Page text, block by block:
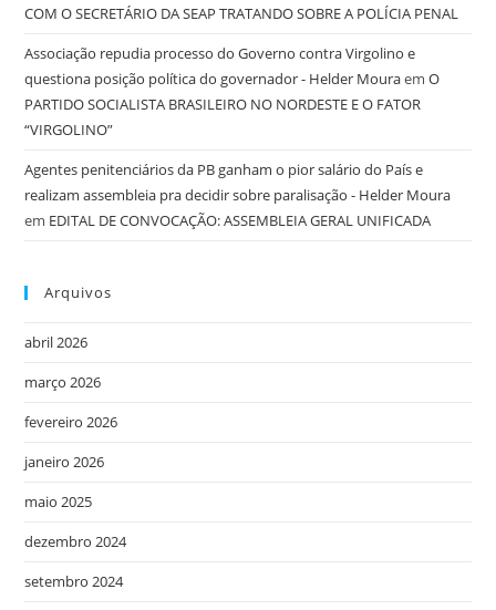
COM O SECRETÁRIO DA SEAP TRATANDO SOBRE A POLÍCIA PENAL
Associação repudia processo do Governo contra Virgolino e
questiona posição política do governador - Helder MouraemO
PARTIDO SOCIALISTA BRASILEIRO NO NORDESTE E O FATOR
“VIRGOLINO”
Agentes penitenciários da PB ganham o pior salário do País e
realizam assembleia pra decidir sobre paralisação - Helder Moura
em EDITAL DE CONVOCAÇÃO: ASSEMBLEIA GERAL UNIFICADA
Arquivos
abril 2026
março 2026
fevereiro 2026
janeiro 2026
maio 2025
dezembro 2024
setembro 2024